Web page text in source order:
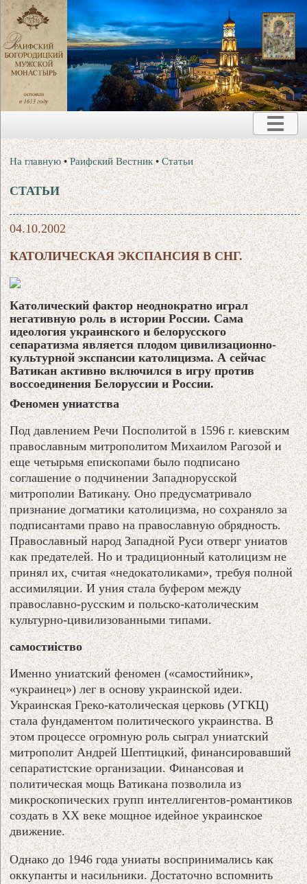
На главную •Раифский Вестник •Статьи
СТАТЬИ
04.10.2002
КАТОЛИЧЕСКАЯ ЭКСПАНСИЯ В СНГ.
Католический фактор неоднократно играл
негативную роль в истории России. Сама
идеология украинского и белорусского
сепаратизма является плодом цивилизационно-
культурной экспансии католицизма. А сейчас
Ватикан активно включился в игру против
воссоединения Белоруссии и России.
Феномен униатства
Под давлением Речи Посполитой в 1596 г. киевским
православным митрополитом Михаилом Рагозой и
еще четырьмя епископами было подписано
соглашение о подчинении Западнорусской
митрополии Ватикану. Оно предусматривало
признание догматики католицизма, но сохраняло за
подписантами право на православную обрядность.
Православный народ Западной Руси отверг униатов
как предателей. Но и традиционный католицизм не
принял их, считая «недокатоликами», требуя полной
ассимиляции. И уния стала буфером между
православно-русским и польско-католическим
культурно-цивилизованными типами.
самостиiство
Именно униатский феномен («самостийник»,
«украинец») лег в основу украинской идеи.
Украинская Греко-католическая церковь (УГКЦ)
стала фундаментом политического украинства. В
этом процессе огромную роль сыграл униатский
митрополит Андрей Шептицкий, финансировавший
сепаратистские организации. Финансовая и
политическая мощь Ватикана позволила из
микроскопических групп интеллигентов-романтиков
создать в XX веке мощное идейное украинское
движение.
Однако до 1946 года униаты воспринимались как
оккупанты и насильники. Достаточно вспомнить